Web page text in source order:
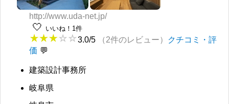
http://www.uda-net.jp/
🤍 いいね！1件
3.0/5 （2件のレビュー）
クチコミ・評
価
建築設計事務所
岐阜県